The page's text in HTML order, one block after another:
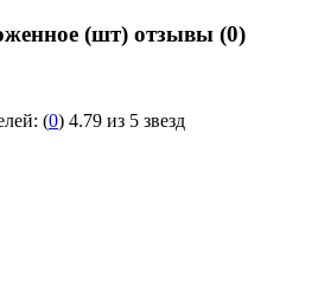
(шт) отзывы (0)
(0) 4.79 из 5 звезд